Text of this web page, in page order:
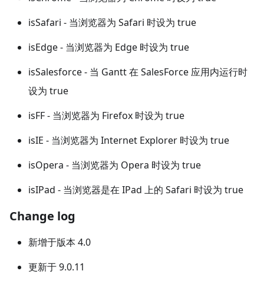
isSafari - 当浏览器为 Safari 时设为 true
isEdge - 当浏览器为 Edge 时设为 true
isSalesforce - 当 Gantt 在 SalesForce 应用内运行时
设为 true
isFF - 当浏览器为 Firefox 时设为 true
isIE - 当浏览器为 Internet Explorer 时设为 true
isOpera - 当浏览器为 Opera 时设为 true
isIPad - 当浏览器是在 IPad 上的 Safari 时设为 true
Change log
新增于版本 4.0
更新于 9.0.11